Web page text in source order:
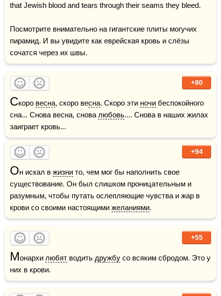
that Jewish blood and tears through their seams they bleed.
Посмотрите внимательно на гигантские плиты могучих
пирамид. И вы увидите как еврейская кровь и слёзы
сочатся через их швы.
+80
Скоро весна, скоро весна. Скоро эти ночи беспокойного
сна... Снова весна, снова любовь.... Снова в наших жилах
заиграет кровь...
+94
Он искал в жизни то, чем мог бы наполнить свое
существование. Он был слишком проницательным и
разумным, чтобы путать ослепляющие чувства и жар в
крови со своими настоящими желаниями.
+55
Монархи любят водить дружбу со всяким сбродом. Это у
них в крови.